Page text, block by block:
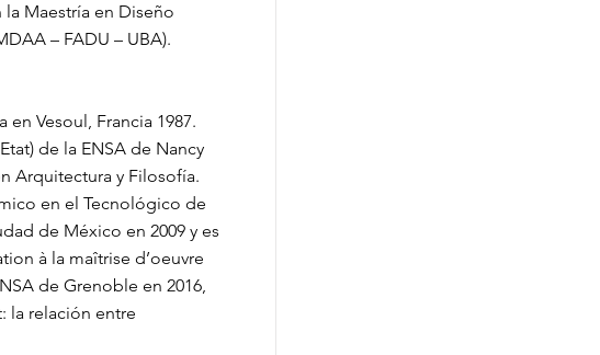
Maestría en Diseño
– FADU – UBA).
Vesoul, Francia 1987.
de la ENSA de Nancy
Arquitectura y Filosofía.
en el Tecnológico de
de México en 2009 y es
à la maîtrise d’oeuvre
de Grenoble en 2016,
la relación entre